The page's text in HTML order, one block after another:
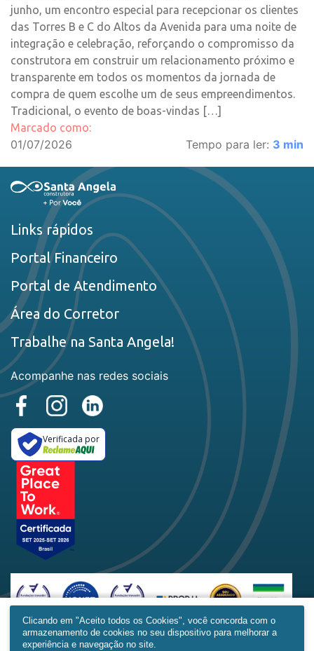
junho, um encontro especial para recepcionar os clientes
das Torres B e C do Altos da Avenida para uma noite de
integração e celebração, reforçando o compromisso da
construtora em construir um relacionamento próximo e
transparente em todos os momentos da jornada de
compra de quem escolhe um de seus empreendimentos.
Tradicional, o evento de boas-vindas […]
Marcado como:
01/07/2026 Tempo para ler: 3 min
Links rápidos
Portal Financeiro
Portal de Atendimento
Área do Corretor
Trabalhe na Santa Angela!
Acompanhe nas redes sociais
Verificada por
Home Produtos Obras Contato Mais
Clicando em "Aceito todos os Cookies", você concorda com o
armazenamento de cookies no seu dispositivo para melhorar a
experiência e navegação no site.